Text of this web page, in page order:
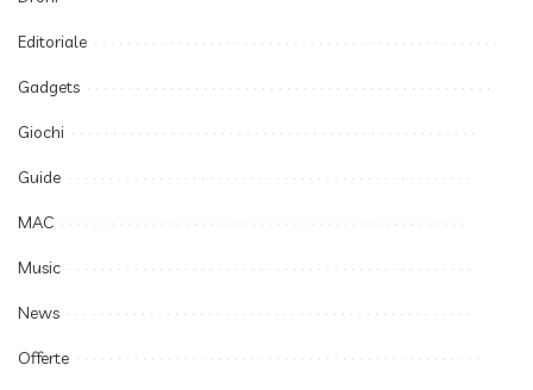
Editoriale
Gadgets
Giochi
Guide
MAC
Music
News
Offerte